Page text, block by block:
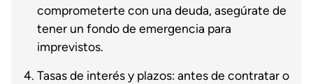
comprometerte con una deuda, asegúrate de
tener un fondo de emergencia para
imprevistos.
Tasas de interés y plazos: antes de contratar o